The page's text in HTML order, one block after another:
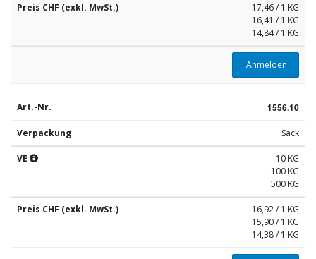
Preis CHF (exkl. MwSt.)
17,46 / 1 KG
16,41 / 1 KG
14,84 / 1 KG
Anmelden
Art.-Nr. 1556.10
Verpackung Sack
VE
10 KG
100 KG
500 KG
Preis CHF (exkl. MwSt.)
16,92 / 1 KG
15,90 / 1 KG
14,38 / 1 KG